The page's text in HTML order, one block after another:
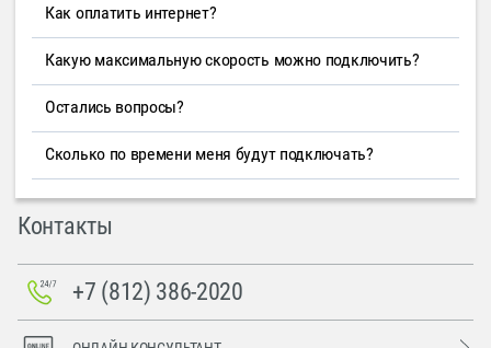
Как оплатить интернет?
Какую максимальную скорость можно подключить?
Остались вопросы?
Сколько по времени меня будут подключать?
Контакты
+7 (812) 386-2020